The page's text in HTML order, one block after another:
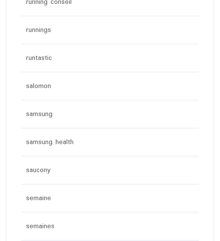
runnings
runtastic
salomon
samsung
samsung health
saucony
semaine
semaines